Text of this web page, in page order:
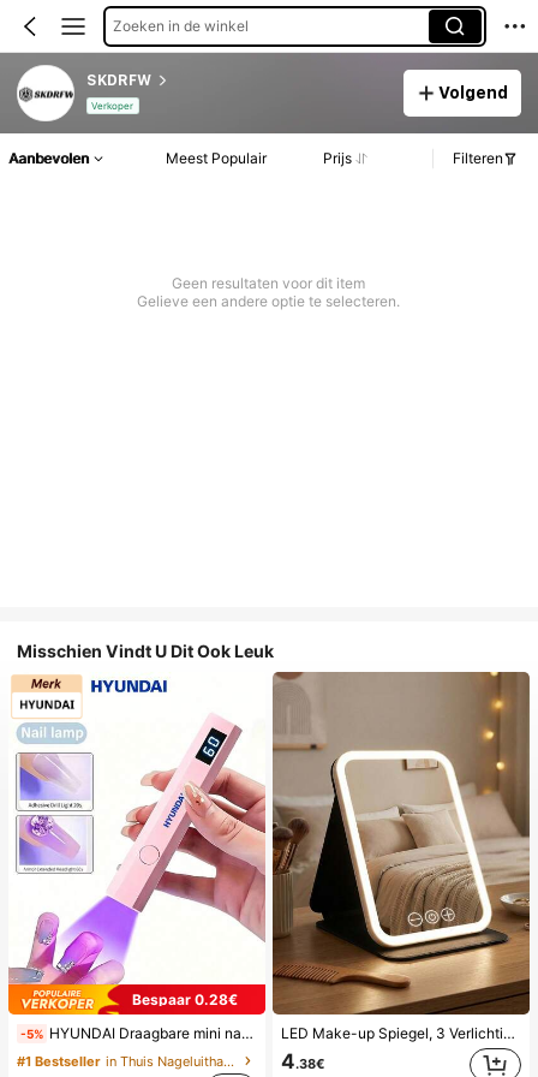
Zoeken in de winkel
SKDRFW
Verkoper
Volgend
Aanbevolen Meest Populair Prijs Filteren
Geen resultaten voor dit item
Gelieve een andere optie te selecteren.
Misschien Vindt U Dit Ook Leuk
Bespaar 0.28€
-5% HYUNDAI Draagbare mini nageldroger, oplaadbare handlamp UV/LED nageldrooglamp met digitaal display, snel drogende nagellamp, geschikt voor dagelijks gebruik, nagelverzorgingsbenodigdheden voor vrouwen
#1 Bestseller in Thuis Nageluithardingslampen en drogers
LED Make-up Spiegel, 3 Verlichtingsmodi, Verstelbare Helderheid, Draagbaar Vouwbaar Ontwerp, Geschikt voor Thuis, Reizen of Gebruik in de Slaapkamer, Perfect Cadeau voor Vrouwen op Feestdagen, Verjaardagen of Moederdag
4.38€